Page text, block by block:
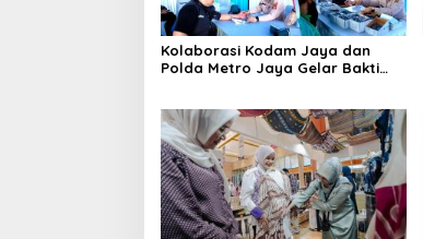
Kolaborasi Kodam Jaya dan
Polda Metro Jaya Gelar Bakti